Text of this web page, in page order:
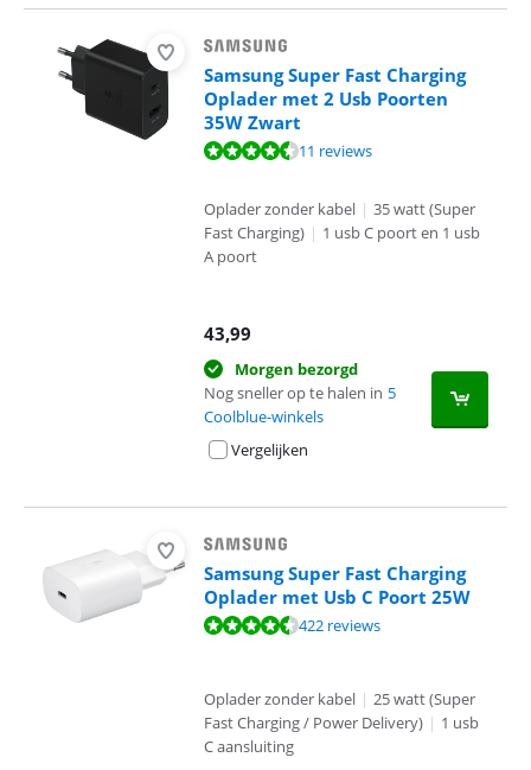
Samsung Super Fast Charging
Oplader met 2 Usb Poorten
35W Zwart
Beoordeling is 8,5 van de 10, gebaseerd op 11 reviews.
11 reviews
Oplader zonder kabel | 35 watt (Super
Fast Charging) | 1 usb C poort en 1 usb
A poort
43,99
Morgen bezorgd
Nog sneller op te halen in 5
Coolblue-winkels
Vergelijken
Samsung Super Fast Charging
Oplader met Usb C Poort 25W
Beoordeling is 8,7 van de 10, gebaseerd op 422 reviews.
422 reviews
Oplader zonder kabel | 25 watt (Super
Fast Charging / Power Delivery) | 1 usb
C aansluiting